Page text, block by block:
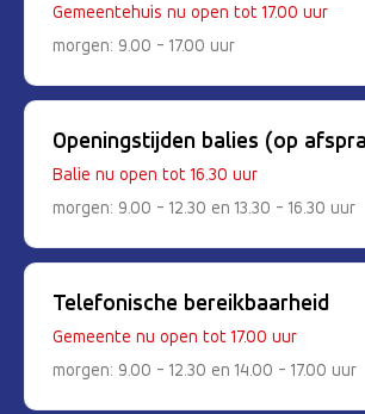
Gemeentehuis nu open tot 17.00 uur
morgen: 9.00 - 17.00 uur
Openingstijden balies (op
Balie nu open tot 16.30 uur
morgen: 9.00 - 12.30 en 13.30 - 16.30 uur
Telefonische bereikbaarheid
Gemeente nu open tot 17.00 uur
morgen: 9.00 - 12.30 en 14.00 - 17.00 uur